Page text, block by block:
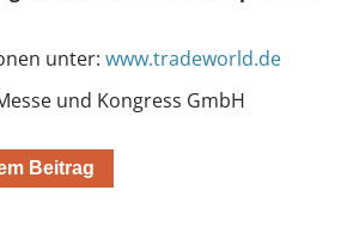
unter: www.tradeworld.de
und Kongress GmbH
Beitrag